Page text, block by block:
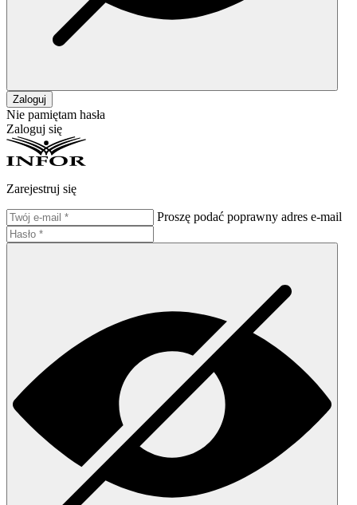
Zaloguj
Nie pamiętam hasła
Zaloguj się
Zarejestruj się
Proszę podać poprawny adres e-mail